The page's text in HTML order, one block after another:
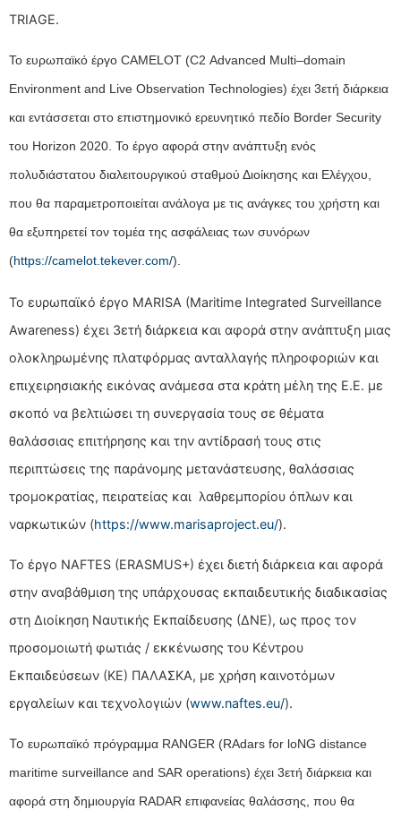
TRIAGE.
Το ευρωπαϊκό έργο CAMELOT (C2 Advanced Multi–domain
Environment and Live Observation Technologies) έχει 3ετή διάρκεια
και εντάσσεται στο επιστημονικό ερευνητικό πεδίο Border Security
του Horizon 2020. Το έργο αφορά στην ανάπτυξη ενός
πολυδιάστατου διαλειτουργικού σταθμού Διοίκησης και Ελέγχου,
που θα παραμετροποιείται ανάλογα με τις ανάγκες του χρήστη και
θα εξυπηρετεί τον τομέα της ασφάλειας των συνόρων
(https://camelot.tekever.com/).
Το ευρωπαϊκό έργο MARISA (Maritime Integrated Surveillance
Awareness) έχει 3ετή διάρκεια και αφορά στην ανάπτυξη μιας
ολοκληρωμένης πλατφόρμας ανταλλαγής πληροφοριών και
επιχειρησιακής εικόνας ανάμεσα στα κράτη μέλη της Ε.Ε. με
σκοπό να βελτιώσει τη συνεργασία τους σε θέματα
θαλάσσιας επιτήρησης και την αντίδρασή τους στις
περιπτώσεις της παράνομης μετανάστευσης, θαλάσσιας
τρομοκρατίας, πειρατείας και λαθρεμπορίου όπλων και
ναρκωτικών (https://www.marisaproject.eu/).
Το έργο NAFTES (ERASMUS+) έχει διετή διάρκεια και αφορά
στην αναβάθμιση της υπάρχουσας εκπαιδευτικής διαδικασίας
στη Διοίκηση Ναυτικής Εκπαίδευσης (ΔΝΕ), ως προς τον
προσομοιωτή φωτιάς / εκκένωσης του Κέντρου
Εκπαιδεύσεων (ΚΕ) ΠΑΛΑΣΚΑ, με χρήση καινοτόμων
εργαλείων και τεχνολογιών (www.naftes.eu/).
Το ευρωπαϊκό πρόγραμμα RANGER (RAdars for loNG distance
maritime surveillance and SAR operations) έχει 3ετή διάρκεια και
αφορά στη δημιουργία RADAR επιφανείας θαλάσσης, που θα